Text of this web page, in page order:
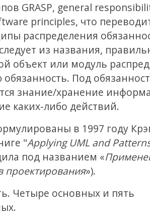
GRASP, general
principles, что
распределения
из названия,
объект или модуль
Под
знание/хранение
каких-либо действий.
в 1997 году
"Applying UML and
под названием «
проектирования»).
Четыре основных и пять